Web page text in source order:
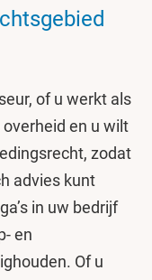
of u werkt als
en u wilt
zodat
advies kunt
in uw bedrijf
en
Of u